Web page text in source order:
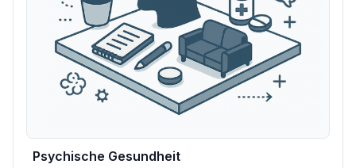
Psychische Gesundheit